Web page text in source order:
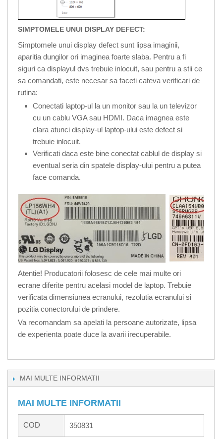
SIMPTOMELE UNUI DISPLAY DEFECT:
Simptomele unui display defect sunt lipsa imaginii,
aparitia dungilor ori imaginea foarte slaba. Pentru a fi
siguri ca displayul dvs trebuie inlocuit, sau pentru a stii ce
sa comandati, este necesar sa faceti cateva verificari de
rutina:
Conectati laptop-ul la un monitor sau la un televizor
cu un cablu VGA sau HDMI. Daca imagnea este
clara atunci display-ul laptop-ului este defect si
trebuie inlocuit.
Verificati daca este bine conectat cablul de display si
eventual seria din spatele display-ului pentru a putea
face comanda.
Atentie! Producatorii folosesc de cele mai multe ori
ecrane diferite pentru acelasi model de laptop. Trebuie
verificata dimensiunea ecranului, rezolutia ecranului si
pozitia conectorului de prindere.
Va recomandam sa apelati la persoane autorizate, lipsa
de experienta poate duce la avarii irecuperabile.
MAI MULTE INFORMATII
MAI MULTE INFORMATII
COD 350831